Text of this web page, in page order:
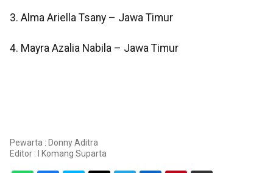
3. Alma Ariella Tsany – Jawa Timur
4. Mayra Azalia Nabila – Jawa Timur
Pewarta : Donny Aditra
Editor :
I Komang Suparta